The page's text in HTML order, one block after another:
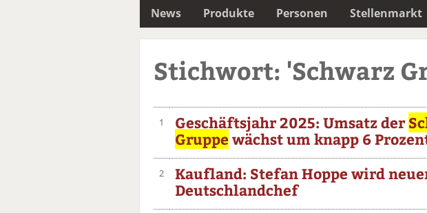
News Produkte Personen Stellenmarkt
Stichwort: 'Schwarz
1 Geschäftsjahr 2025: Umsatz der
Gruppe wächst um knapp 6
2
Kaufland: Stefan Hoppe wird
Deutschlandchef